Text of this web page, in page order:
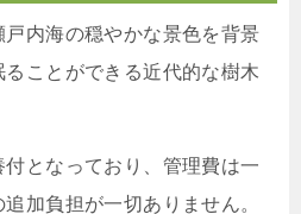
内海の穏やかな景色を背景
ことができる近代的な樹木
となっており、管理費は一
加負担が一切ありません。